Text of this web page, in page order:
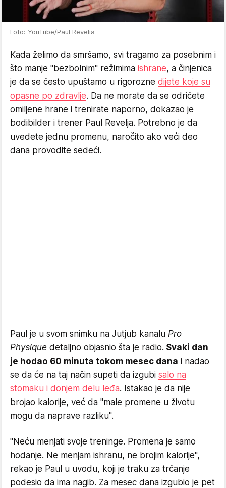
Foto: YouTube/Paul Revelia
Kada želimo da smršamo, svi tragamo za posebnim i
što manje "bezbolnim" režimima ishrane, a činjenica
je da se često upuštamo u rigorozne dijete koje su
opasne po zdravlje. Da ne morate da se odričete
omiljene hrane i trenirate naporno, dokazao je
bodibilder i trener Paul Revelja. Potrebno je da
uvedete jednu promenu, naročito ako veći deo
dana provodite sedeći.
Paul je u svom snimku na Jutjub kanalu Pro
Physique detaljno objasnio šta je radio. Svaki dan
je hodao 60 minuta tokom mesec dana i nadao
se da će na taj način supeti da izgubi salo na
stomaku i donjem delu leđa. Istakao je da nije
brojao kalorije, već da "male promene u životu
mogu da naprave razliku".
"Neću menjati svoje treninge. Promena je samo
hodanje. Ne menjam ishranu, ne brojim kalorije",
rekao je Paul u uvodu, koji je traku za trčanje
podesio da ima nagib. Za mesec dana izgubio je pet